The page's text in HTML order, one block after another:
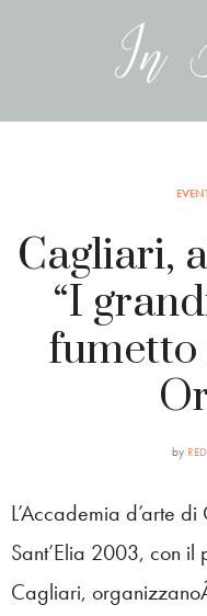
Cagliari,
“I
by
L’Accademia d’arte
Sant’Elia 2003, con
Cagliari,